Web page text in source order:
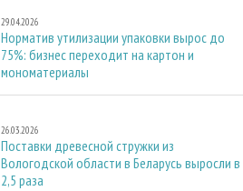
29.04.2026
Норматив утилизации упаковки вырос до
75%: бизнес переходит на картон и
мономатериалы
26.03.2026
Поставки древесной стружки из
Вологодской области в Беларусь выросли в
2,5 раза